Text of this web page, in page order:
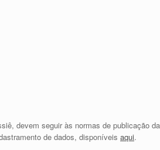
devem seguir às normas de publicação da
de dados, disponíveis aqui.